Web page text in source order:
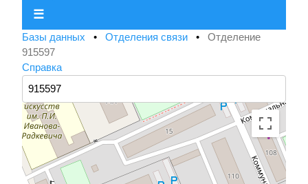
☰
Базы данных • Отделения связи • Отделение
915597
Справка